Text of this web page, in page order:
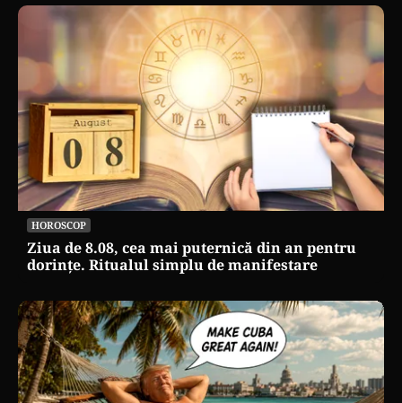
HOROSCOP
Ziua de 8.08, cea mai puternică din an pentru
dorințe. Ritualul simplu de manifestare